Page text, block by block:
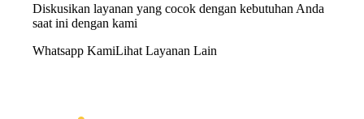
Diskusikan layanan yang cocok dengan kebutuhan Anda
saat ini dengan kami
Whatsapp KamiLihat Layanan Lain